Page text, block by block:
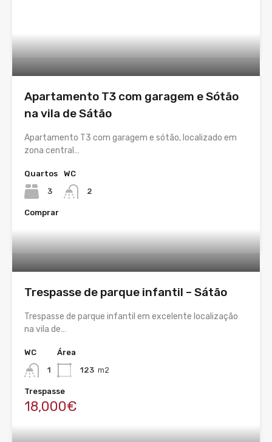
Apartamento T3 com garagem e Sótão
na vila de Sátão
Apartamento T3 com garagem e sótão, localizado em
zona central…
Quartos
3
WC
2
Comprar
Trespasse de parque infantil – Sátão
Trespasse de parque infantil em excelente localização
na vila de…
WC
1
Área
123 m2
Trespasse
18,000€